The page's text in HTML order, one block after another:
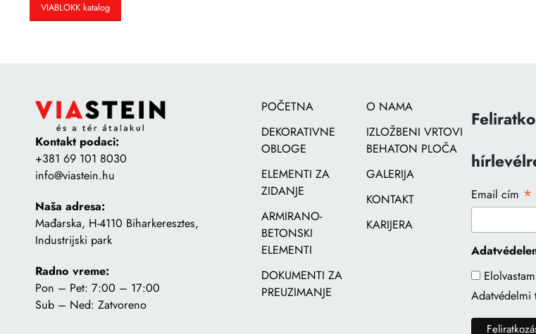
VIABLOKK katalog
Kontakt podaci:
+381 69 101 8030
info@viastein.hu
Naša adresa:
Mađarska, H-4110 Biharkeresztes,
Industrijski park
Radno vreme:
Pon – Pet: 7:00 – 17:00
Sub – Ned: Zatvoreno
POČETNA
DEKORATIVNE
OBLOGE
ELEMENTI ZA
ZIDANJE
ARMIRANO-
BETONSKI
ELEMENTI
DOKUMENTI ZA
PREUZIMANJE
O NAMA
IZLOŽBENI VRTOVI
BEHATON PLOČA
GALERIJA
KONTAKT
KARIJERA
Email cím *
Adatvédelmi